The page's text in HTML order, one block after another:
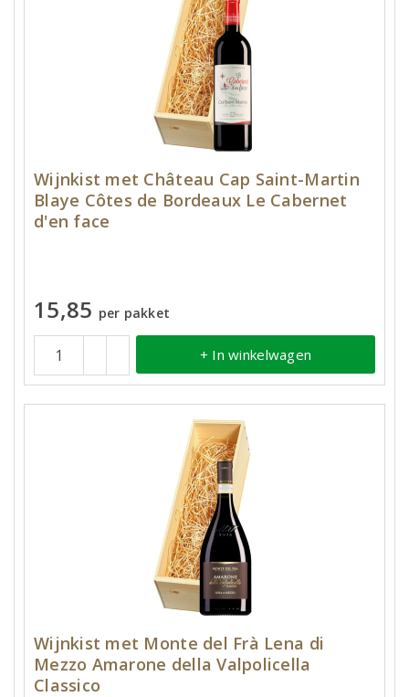
Wijnkist met Château Cap Saint-Martin
Blaye Côtes de Bordeaux Le Cabernet
d'en face
15,85 per pakket
+ In winkelwagen
Wijnkist met Monte del Frà Lena di
Mezzo Amarone della Valpolicella
Classico